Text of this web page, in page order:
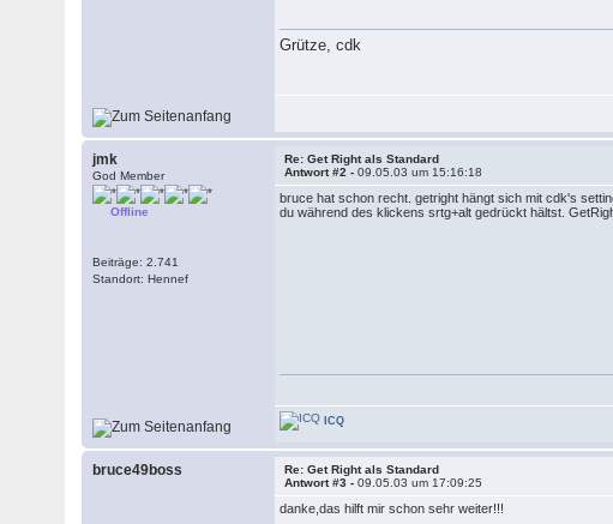
Grütze, cdk
jmk
God Member
Offline
Beiträge: 2.741
Standort: Hennef
Re: Get Right als Standard
Antwort #2 -09.05.03 um 15:16:18
bruce hat schon recht. getright hängt sich mit cdk's
du während des klickens srtg+alt gedrückt hältst.
ICQ
bruce49boss
Re: Get Right als Standard
Antwort #3 -09.05.03 um 17:09:25
danke,das hilft mir schon sehr weiter!!!